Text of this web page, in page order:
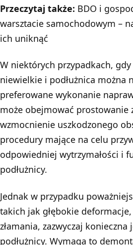
Przeczytaj także: BDO i
warsztacie samochodowym –
ich uniknąć
W niektórych przypadkach,
niewielkie i podłużnica można
preferowane wykonanie
może obejmować prostowanie
wzmocnienie uszkodzonego
procedury mające na celu
odpowiedniej wytrzymałości i
podłużnicy.
Jednak w przypadku
takich jak głębokie
złamania, zazwyczaj konieczna
podłużnicy. Wymaga to